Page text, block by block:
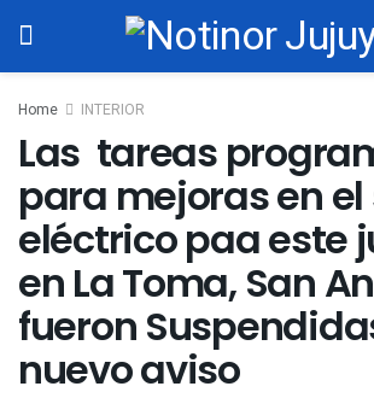
Home INTERIOR
Las tareas
para mejoras en
eléctrico paa este
en La Toma, San
fueron
nuevo aviso